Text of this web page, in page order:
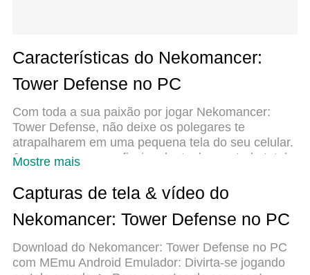
Características do Nekomancer:
Tower Defense no PC
Com toda a sua paixão por jogar Nekomancer:
Tower Defense, não deixe os polegares te
atrapalharem em uma pequena tela do seu celular.
Jogue como um profissional e tenha controle total
oferece todas as coisas que você está esperando.
Baixe e jogue Nekomancer: Tower Defense no PC.
Jogue o tempo que quiser, sem mais limitações de
estiver jogando. O novíssimo MEmu 9 é a melhor
escolha de jogar Nekomancer: Tower Defense no
Mostre mais
Capturas de tela & vídeo do
Nekomancer: Tower Defense no PC
Download do Nekomancer: Tower Defense no PC
com MEmu Android Emulador: Divirta-se jogando